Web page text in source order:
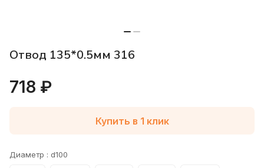
Отвод 135*0.5мм 316
718 ₽
Купить в 1 клик
Диаметр : d100